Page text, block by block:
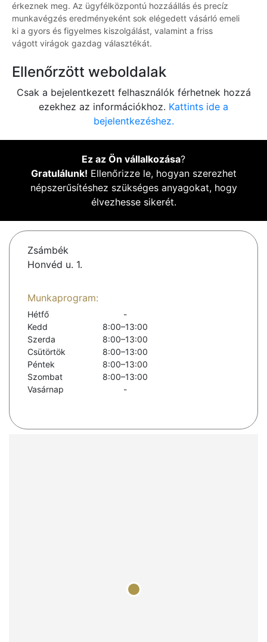
érkeznek meg. Az ügyfélközpontú hozzáállás és precíz
munkavégzés eredményeként sok elégedett vásárló emeli
ki a gyors és figyelmes kiszolgálást, valamint a friss
vágott virágok gazdag választékát.
Ellenőrzött weboldalak
Csak a bejelentkezett felhasználók férhetnek hozzá
ezekhez az információkhoz. Kattints ide a
bejelentkezéshez.
Ez az Ön vállalkozása?
Gratulálunk! Ellenőrizze le, hogyan szerezhet
népszerűsítéshez szükséges anyagokat, hogy
élvezhesse sikerét.
Zsámbék
Honvéd u. 1.
Munkaprogram:
Hétfő
-
Kedd
8:00–13:00
Szerda
8:00–13:00
Csütörtök
8:00–13:00
Péntek
8:00–13:00
Szombat
8:00–13:00
Vasárnap
-